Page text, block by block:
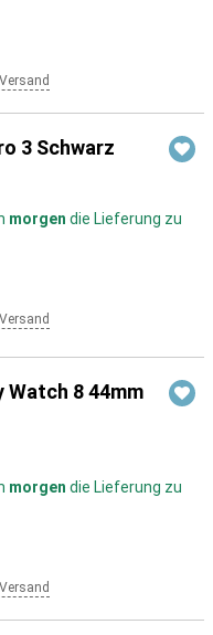
3 Schwarz
morgen die Lieferung zu
Watch 8 44mm
morgen die Lieferung zu